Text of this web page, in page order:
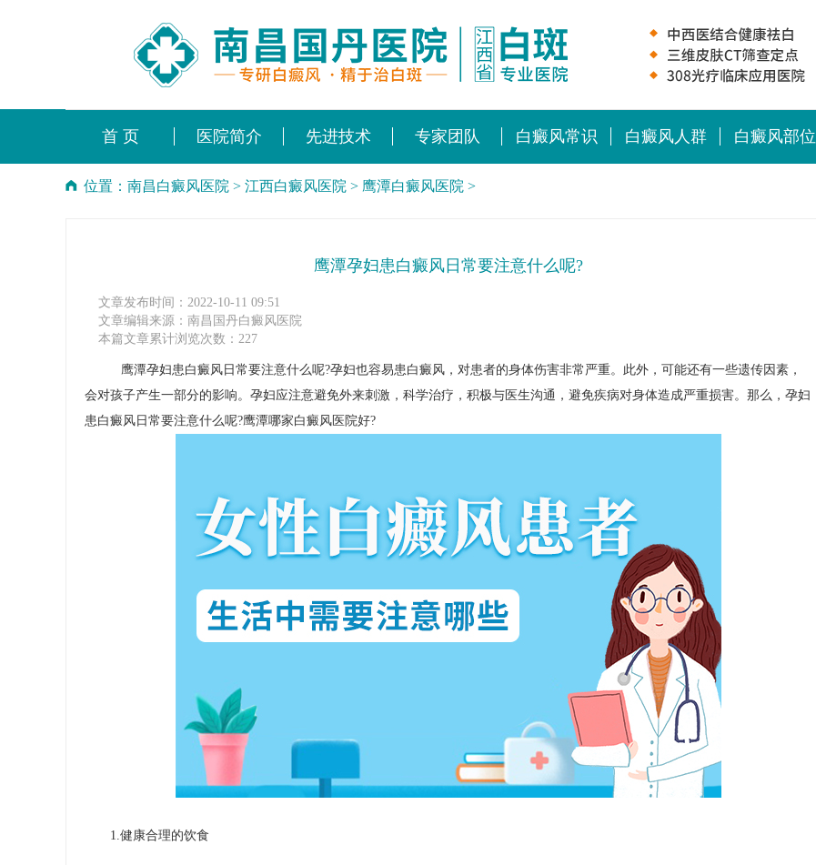
首 页 医院简介 先进技术 专家团队 白癜风常识 白癜风人群 白癜风部位
位置： 南昌白癜风医院 > 江西白癜风医院 > 鹰潭白癜风医院 >
鹰潭孕妇患白癜风日常要注意什么呢?
文章发布时间：2022-10-11 09:51
文章编辑来源：南昌国丹白癜风医院
本篇文章累计浏览次数：227
鹰潭孕妇患白癜风日常要注意什么呢?孕妇也容易患白癜风，对患者的身体伤害非常严重。此外，可能还有一些遗传因素，
会对孩子产生一部分的影响。孕妇应注意避免外来刺激，科学治疗，积极与医生沟通，避免疾病对身体造成严重损害。那么，孕妇
患白癜风日常要注意什么呢?鹰潭哪家白癜风医院好?
1.健康合理的饮食